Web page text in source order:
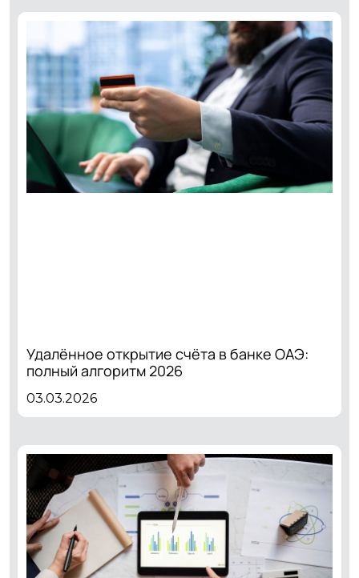
Удалённое открытие счёта в банке ОАЭ:
полный алгоритм 2026
03.03.2026